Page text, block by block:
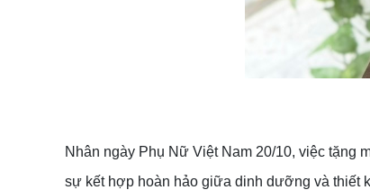
Nhân ngày Phụ Nữ Việt Nam 20/10, việc tặng
sự kết hợp hoàn hảo giữa dinh dưỡng và thiết